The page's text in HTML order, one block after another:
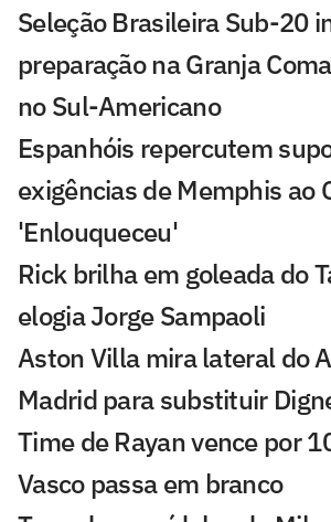
Seleção Brasileira Sub-20
preparação na Granja
no Sul-Americano
Espanhóis repercutem
exigências de Memphis ao
'Enlouqueceu'
Rick brilha em goleada do
elogia Jorge Sampaoli
Aston Villa mira lateral do
Madrid para substituir
Time de Rayan vence por
Vasco passa em branco